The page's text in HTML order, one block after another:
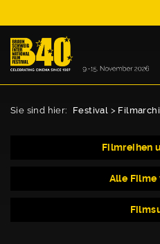
Sie sind hier: Festival >
Filmreihen
Alle Filme